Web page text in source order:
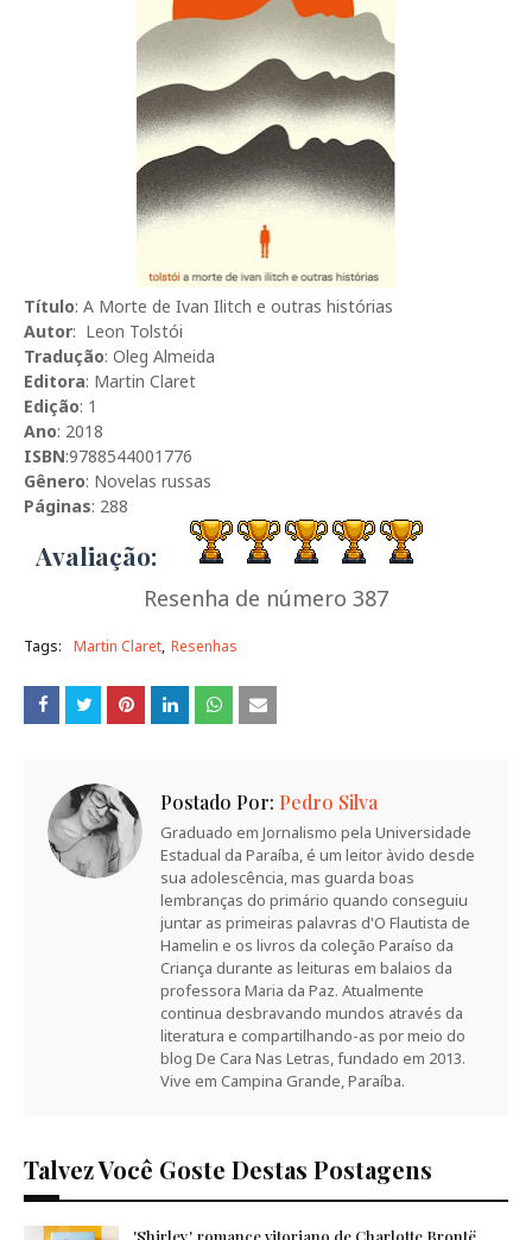
Título: A Morte de Ivan Ilitch e outras histórias
Autor: Leon Tolstói
Tradução: Oleg Almeida
Editora: Martin Claret
Edição: 1
Ano: 2018
ISBN:9788544001776
Gênero: Novelas russas
Páginas: 288
Avaliação:
Resenha de número 387
Tags: Martin Claret Resenhas
Postado Por: Pedro Silva
Graduado em Jornalismo pela Universidade
Estadual da Paraíba, é um leitor àvido desde
sua adolescência, mas guarda boas
lembranças do primário quando conseguiu
juntar as primeiras palavras d'O Flautista de
Hamelin e os livros da coleção Paraíso da
Criança durante as leituras em balaios da
professora Maria da Paz. Atualmente
continua desbravando mundos através da
literatura e compartilhando-as por meio do
blog De Cara Nas Letras, fundado em 2013.
Vive em Campina Grande, Paraíba.
Talvez Você Goste Destas Postagens
'Shirley', romance vitoriano de Charlotte Brontë